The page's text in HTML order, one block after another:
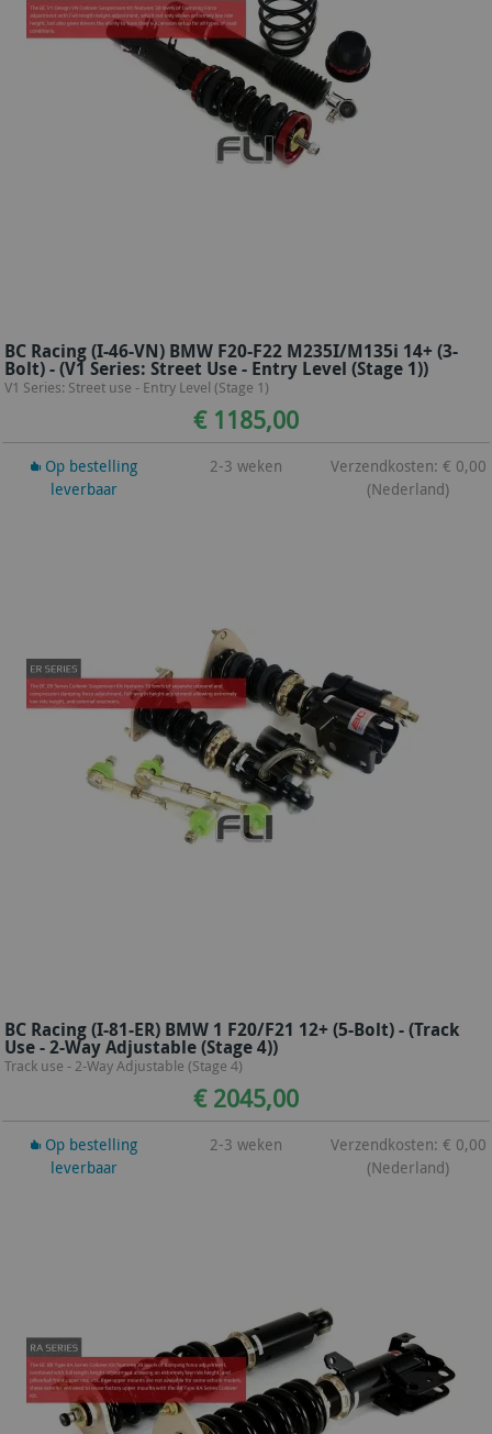
BC Racing (I-46-VN) BMW F20-F22 M235I/M135i 14+ (3-
Bolt) - (V1 Series: Street Use - Entry Level (Stage 1))
V1 Series: Street use - Entry Level (Stage 1)
€ 1185,00
Op bestelling
leverbaar
2-3 weken
Verzendkosten: € 0,00
(Nederland)
BC Racing (I-81-ER) BMW 1 F20/F21 12+ (5-Bolt) - (Track
Use - 2-Way Adjustable (Stage 4))
Track use - 2-Way Adjustable (Stage 4)
€ 2045,00
Op bestelling
leverbaar
2-3 weken
Verzendkosten: € 0,00
(Nederland)